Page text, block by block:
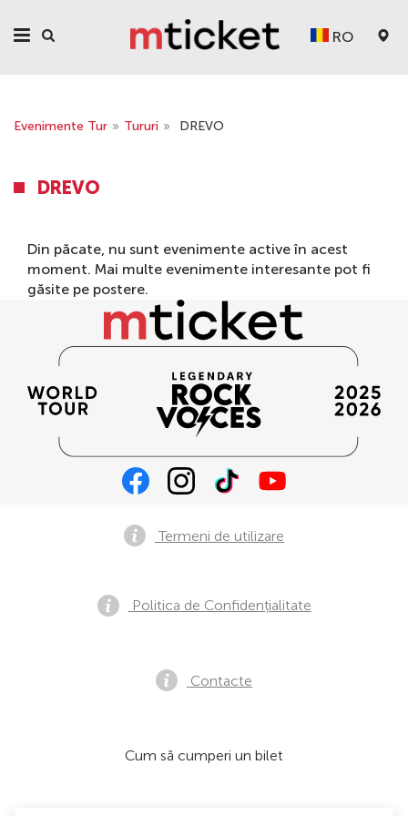
RO
Evenimente Tur » Tururi » DREVO
DREVO
Din păcate, nu sunt evenimente active în acest
moment. Mai multe evenimente interesante pot fi
găsite pe postere.
Termeni de utilizare
Politica de Confidențialitate
Contacte
Cum să cumperi un bilet